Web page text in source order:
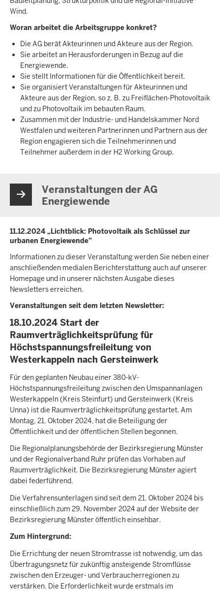
Wind.
Woran arbeitet die Arbeitsgruppe konkret?
Die AG berät Akteurinnen und Akteure aus der Region.
Sie arbeitet an Herausforderungen in Bezug auf die
Energiewende.
Sie stellt Informationen für die Öffentlichkeit bereit.
Sie organisiert Veranstaltungen für Akteurinnen und
Akteure aus der Region, so z. B. zu Freiflächen-Photovoltaik
und zu Photovoltaik im bebauten Raum.
Zusammen mit der Industrie- und Handelskammer Nord
Westfalen und weiteren Partnerinnen und Partnern aus der
Region engagieren sich die Teilnehmerinnen und
Teilnehmer außerdem in der H2 Working Group.
Veranstaltungen der AG
Energiewende
11.12.2024 „Lichtblick: Photovoltaik als Schlüssel zur
urbanen Energiewende”
Informationen zu dieser Veranstaltung werden Sie neben einer
anschließenden medialen Berichterstattung auch auf unserer
Homepage und in unserer nächsten Ausgabe dieses
Newsletters erreichen.
Veranstaltungen seit dem letzten Newsletter:
18.10.2024 Start der
Raumverträglichkeitsprüfung für
Höchstspannungsfreileitung von
Westerkappeln nach Gersteinwerk
Für den geplanten Neubau einer 380-kV-
Höchstspannungsfreileitung zwischen den Umspannanlagen
Westerkappeln (Kreis Steinfurt) und Gersteinwerk (Kreis
Unna) ist die Raumverträglichkeitsprüfung gestartet. Am
Montag, 21. Oktober 2024, hat die Beteiligung der
Öffentlichkeit und der öffentlichen Stellen begonnen.
Die Regionalplanungsbehörde der Bezirksregierung Münster
und der Regionalverband Ruhr prüfen das Vorhaben auf
Raumverträglichkeit. Die Bezirksregierung Münster agiert
dabei federführend.
Die Verfahrensunterlagen sind seit dem 21. Oktober 2024 bis
einschließlich zum 29. November 2024 auf der Website der
Bezirksregierung Münster öffentlich einsehbar.
Zum Hintergrund:
Die Errichtung der neuen Stromtrasse ist notwendig, um das
Übertragungsnetz für zukünftig ansteigende Stromflüsse
zwischen den Erzeuger- und Verbraucherregionen zu
verstärken. Die Erforderlichkeit wurde erstmals im